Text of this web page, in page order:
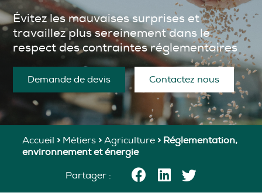
Évitez les mauvaises surprises et
travaillez plus sereinement dans le
respect des contraintes réglementaires
Demande de devis Contactez nous
Accueil > Métiers >Agriculture > Réglementation,
environnement et énergie
Partager :